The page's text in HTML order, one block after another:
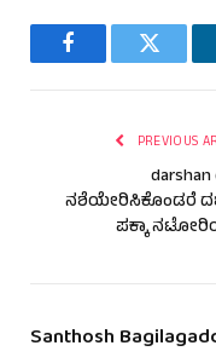
FacebookTwitter
PREVIOUS
darshan
ನಶೆಯೇರಿಸಿಕೊಂಡರೆ
ಪಕ್ಕಾ
Santhosh